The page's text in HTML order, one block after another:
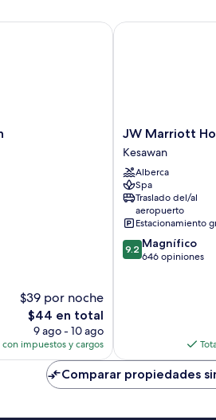
$39 por noche
El
precio
actual
es
$44 en total
9 ago - 10 ago
con impuestos y cargos
JW
Marriott
Hotel
Medan
Kesawan
JW Marriott
Kesawan
Alberca
Spa
Traslado del/al
aeropuerto
Estacionamiento
9.2
de
9.2 Magnífico
646 opiniones
JW Marriott Hotel
Comparar propiedades